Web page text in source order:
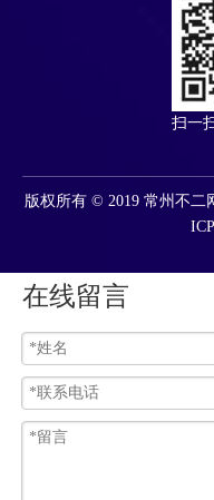
扫一
版权所有 © 2019 常州不
在线留言